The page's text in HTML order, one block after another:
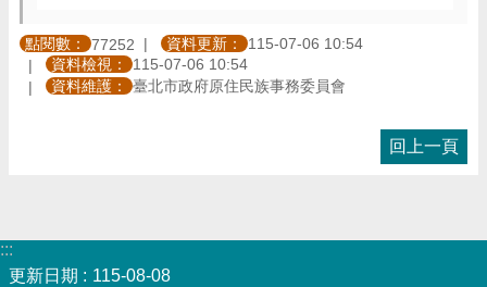
點閱數： 77252 資料更新：
115-07-06 10:54
資料檢視：
115-07-06 10:54
資料維護：
臺北市政府原住民族事務委員會
回上一頁
:::
更新日期
115-08-08